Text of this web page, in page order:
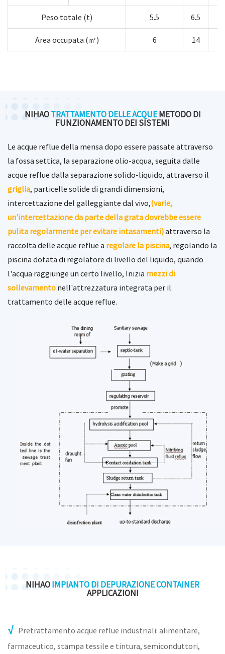
Peso totale (t) 5.5 6.5
Area occupata (㎡) 6 14
NIHAOTRATTAMENTO DELLE ACQUEMETODO DI
FUNZIONAMENTO DEI SISTEMI
Le acque reflue della mensa dopo essere passate attraverso
la fossa settica, la separazione olio-acqua, seguita dalle
acque reflue dalla separazione solido-liquido, attraverso il
griglia, particelle solide di grandi dimensioni,
intercettazione del galleggiante dal vivo,(varie,
un'intercettazione da parte della grata dovrebbe essere
pulita regolarmente per evitare intasamenti)attraverso la
raccolta delle acque reflue a regolare la piscina, regolando la
piscina dotata di regolatore di livello del liquido, quando
l'acqua raggiunge un certo livello, Inizia mezzi di
sollevamento nell'attrezzatura integrata per il
trattamento delle acque reflue.
NIHAOIMPIANTO DI DEPURAZIONE CONTAINER
APPLICAZIONI
Pretrattamento acque reflue industriali: alimentare,
farmaceutico, stampa tessile e tintura, semiconduttori,